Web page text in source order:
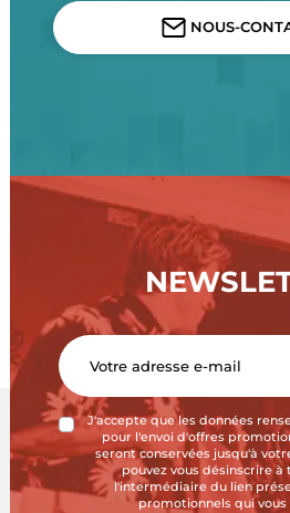
NOUS-
J'accepte que les données
pour l'envoi d'offres
seront conservées jusqu'à
pouvez vous désinscrire
l'intermédiaire du lien
promotionnels qui vous